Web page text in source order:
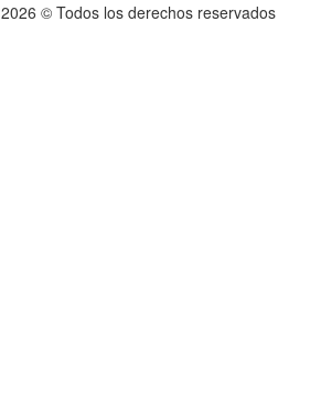
2026 © Todos los derechos reservados